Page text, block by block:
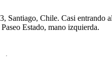
Santiago, Chile. Casi entrando
Estado, mano izquierda.